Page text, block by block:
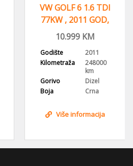
VW GOLF 6 1.6 TDI
77KW , 2011 GOD,
REGISTROVAN,KLIMA
10.999KM
Godište
2011
Kilometraža
248000
km
Gorivo
Dizel
Boja
Crna
Više informacija